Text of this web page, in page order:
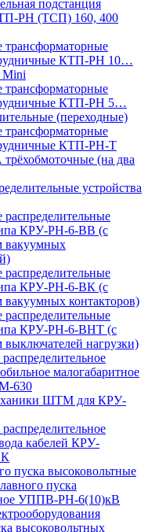
подстанция
РН (ТСП) 160, 400
КТП-РН 10…
Mini
КТП-РН 5…
(переходные)
КТП-РН-Т
(на два
устройства
КРУ-РН-6-ВВ (с
вакуумных
КРУ-РН-6-ВК (с
контакторов)
КРУ-РН-6-ВНТ (с
нагрузки)
малогабаритное
630
ШТМ для КРУ-
кабелей КРУ-
пуска высоковольтные
пуска
УППВ-РН-6(10)кВ
высоковольтных